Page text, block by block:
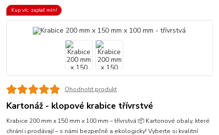
Kup víc, zaplať mín!
Ohodnotit produkt
Kartonáž - klopové krabice třívrstvé
Krabice 200 mm x 150 mm x 100 mm – třívrstvá 📦 Kartonové obaly, které
chrání i prodávají – s námi bezpečně a ekologicky! Vyberte si kvalitní